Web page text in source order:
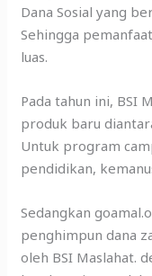
Dana Sosial yang
Sehingga
luas.
Pada tahun ini, BSI
produk baru
Untuk program
pendidikan,
Sedangkan
penghimpun dana
oleh BSI Maslahat.